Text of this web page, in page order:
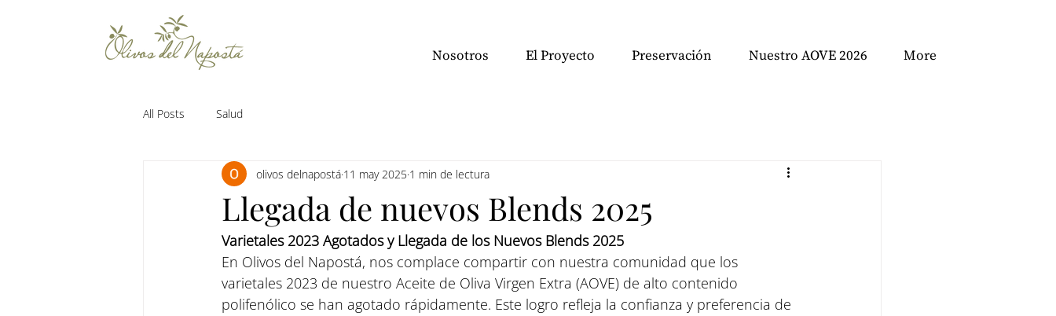
Nosotros El Proyecto Preservación Nuestro AOVE 2026 More
All Posts Salud
Llegada de nuevos Blends 2025
olivos delnapostá 11 may 2025 1 min de lectura
Varietales 2023 Agotados y Llegada de los Nuevos Blends 2025
En Olivos del Napostá, nos complace compartir con nuestra comunidad que los
varietales 2023 de nuestro Aceite de Oliva Virgen Extra (AOVE) de alto contenido
polifenólico se han agotado rápidamente. Este logro refleja la confianza y preferencia de